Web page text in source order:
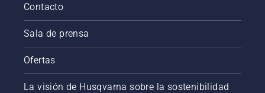
para
desactivar
Contacto
Sala de prensa
Ofertas
La visión de Husqvarna sobre la sostenibilidad